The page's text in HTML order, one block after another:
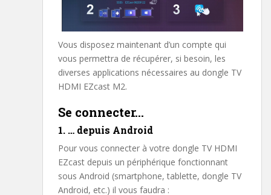
Vous disposez maintenant d’un compte qui
vous permettra de récupérer, si besoin, les
diverses applications nécessaires au dongle TV
HDMI EZcast M2.
Se connecter…
1. … depuis Android
Pour vous connecter à votre dongle TV HDMI
EZcast depuis un périphérique fonctionnant
sous Android (smartphone, tablette, dongle TV
Android, etc.) il vous faudra :